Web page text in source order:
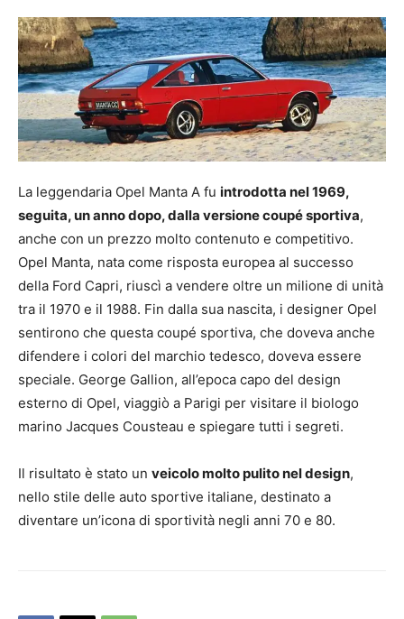
La leggendaria Opel Manta A fu introdotta nel 1969,
seguita, un anno dopo, dalla versione coupé sportiva,
anche con un prezzo molto contenuto e competitivo.
Opel Manta, nata come risposta europea al successo
della Ford Capri, riuscì a vendere oltre un milione di unità
tra il 1970 e il 1988. Fin dalla sua nascita, i designer Opel
sentirono che questa coupé sportiva, che doveva anche
difendere i colori del marchio tedesco, doveva essere
speciale. George Gallion, all’epoca capo del design
esterno di Opel, viaggiò a Parigi per visitare il biologo
marino Jacques Cousteau e spiegare tutti i segreti.
Il risultato è stato un veicolo molto pulito nel design,
nello stile delle auto sportive italiane, destinato a
diventare un’icona di sportività negli anni 70 e 80.